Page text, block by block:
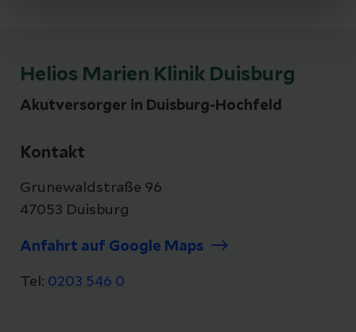
Helios Marien Klinik Duisburg
Akutversorger in Duisburg-Hochfeld
Kontakt
Grunewaldstraße 96
47053 Duisburg
Anfahrt auf Google Maps
Tel: 0203 546 0